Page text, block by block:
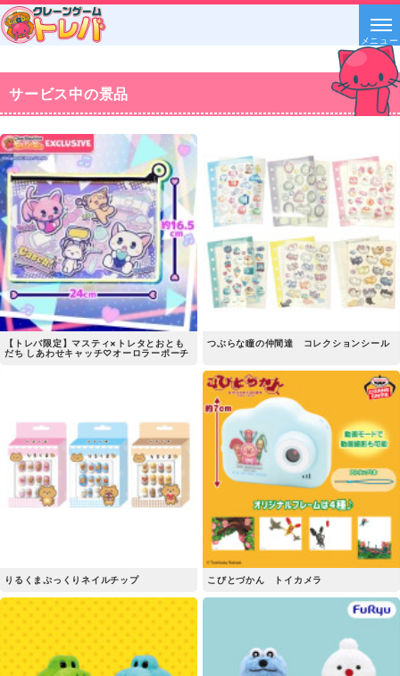
メニュー
サービス中の景品
【トレバ限定】マスティ×トレタとおとも
だち しあわせキャッチ♡オーロラーポーチ
つぶらな瞳の仲間達 コレクションシール
りるくまぷっくりネイルチップ こびとづかん トイカメラ